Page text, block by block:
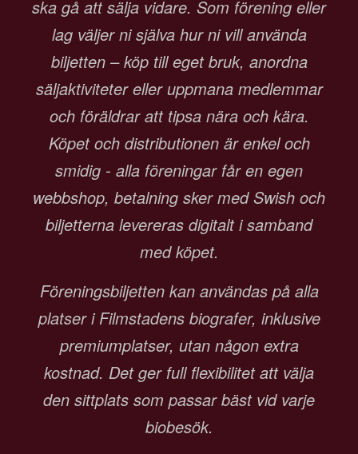
ska gå att sälja vidare. Som förening eller
lag väljer ni själva hur ni vill använda
biljetten – köp till eget bruk, anordna
säljaktiviteter eller uppmana medlemmar
och föräldrar att tipsa nära och kära.
Köpet och distributionen är enkel och
smidig - alla föreningar får en egen
webbshop, betalning sker med Swish och
biljetterna levereras digitalt i samband
med köpet.
Föreningsbiljetten kan användas på alla
platser i Filmstadens biografer, inklusive
premiumplatser, utan någon extra
kostnad. Det ger full flexibilitet att välja
den sittplats som passar bäst vid varje
biobesök.